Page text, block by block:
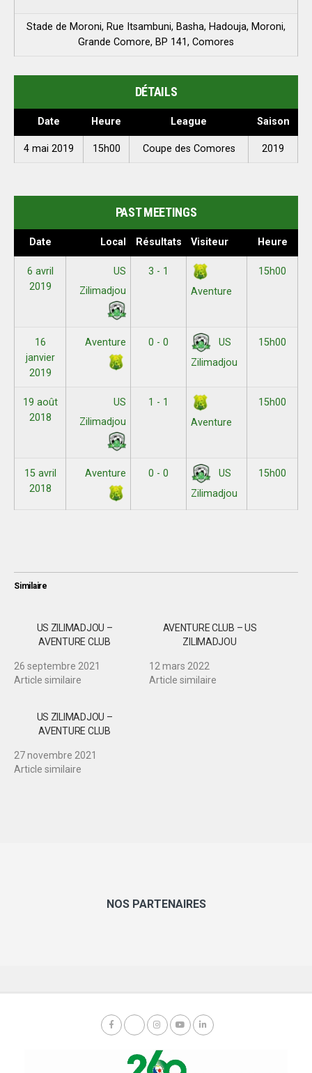
Stade de Moroni, Rue Itsambuni, Basha, Hadouja, Moroni,
Grande Comore, BP 141, Comores
DÉTAILS
Date Heure League Saison
4 mai 2019 15h00 Coupe des Comores 2019
PAST MEETINGS
Date Local Résultats Visiteur Heure
6 avril
2019
US
Zilimadjou
3 - 1
Aventure
15h00
16
janvier
2019
Aventure 0 - 0
US
Zilimadjou
15h00
19 août
2018
US
Zilimadjou
1 - 1
Aventure
15h00
15 avril
2018
Aventure 0 - 0
US
Zilimadjou
15h00
Similaire
US ZILIMADJOU –
AVENTURE CLUB
26 septembre 2021
Article similaire
AVENTURE CLUB – US
ZILIMADJOU
12 mars 2022
Article similaire
US ZILIMADJOU –
AVENTURE CLUB
27 novembre 2021
Article similaire
NOS PARTENAIRES